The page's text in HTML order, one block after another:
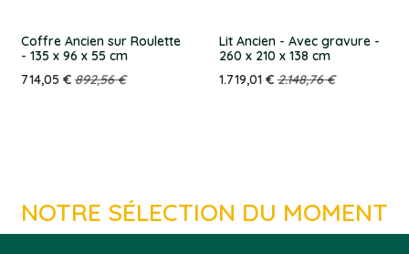
Coffre Ancien sur Roulette
- 135 x 96 x 55 cm
714,05 € 892,56€
Lit Ancien - Avec gravure -
260 x 210 x 138 cm
1.719,01€ 2.148,76€
NOTRE SÉLECTION DU MOMENT